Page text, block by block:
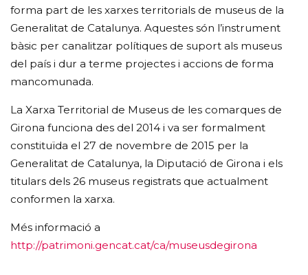
forma part de les xarxes territorials de museus de la
Generalitat de Catalunya. Aquestes són l’instrument
bàsic per canalitzar polítiques de suport als museus
del país i dur a terme projectes i accions de forma
mancomunada.
La Xarxa Territorial de Museus de les comarques de
Girona funciona des del 2014 i va ser formalment
constituïda el 27 de novembre de 2015 per la
Generalitat de Catalunya, la Diputació de Girona i els
titulars dels 26 museus registrats que actualment
conformen la xarxa.
Més informació a
http://patrimoni.gencat.cat/ca/museusdegirona